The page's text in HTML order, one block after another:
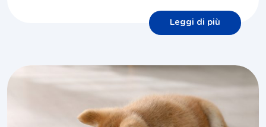
Leggi di più